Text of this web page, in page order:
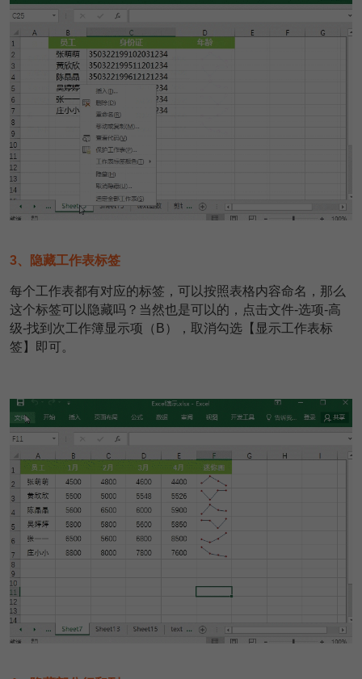
3、隐藏工作表标签
每个工作表都有对应的标签，可以按照表格内容命名，那么
这个标签可以隐藏吗？当然也是可以的，点击文件-选项-高
级-找到次工作簿显示项（B），取消勾选【显示工作表标
签】即可。